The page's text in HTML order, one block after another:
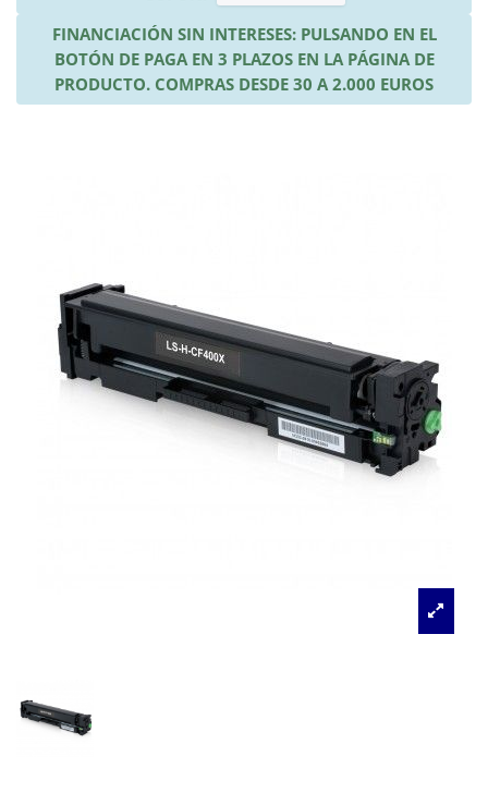
FINANCIACIÓN SIN INTERESES: PULSANDO EN EL
BOTÓN DE PAGA EN 3 PLAZOS EN LA PÁGINA DE
PRODUCTO. COMPRAS DESDE 30 A 2.000 EUROS